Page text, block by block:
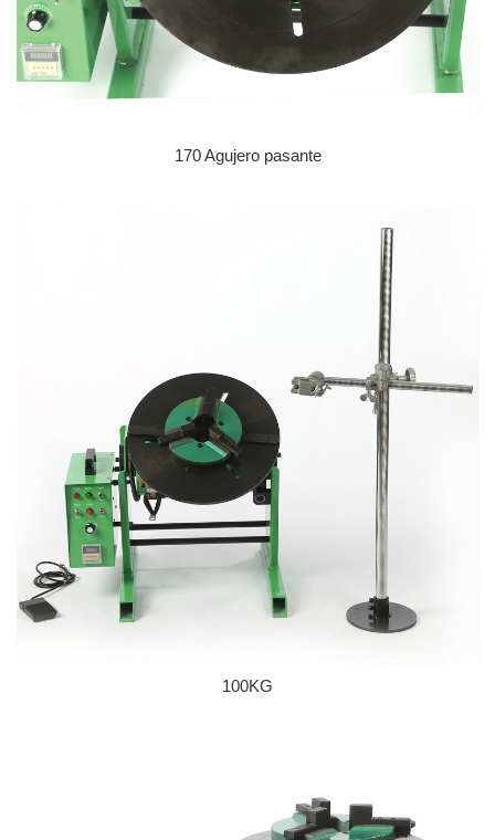
170 Agujero pasante
100KG